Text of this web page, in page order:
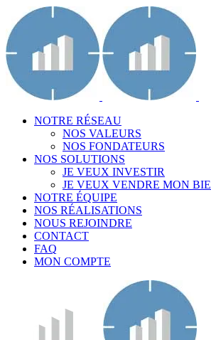
NOTRE RÉSEAU
NOS VALEURS
NOS FONDATEURS
NOS SOLUTIONS
JE VEUX INVESTIR
JE VEUX VENDRE MON
NOTRE ÉQUIPE
NOS RÉALISATIONS
NOUS REJOINDRE
CONTACT
FAQ
MON COMPTE